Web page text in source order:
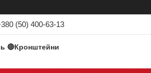
(50) 400-63-13
🔴Кронштейни